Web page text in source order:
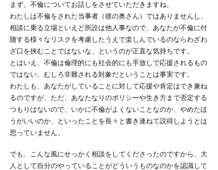
まず、不倫についてお話しをさせていただきますね。
わたしは不倫をされた当事者（彼の奥さん）ではありませんし、
相談に乗る立場といえど所詮は他人事なので、あなたが不倫に付
随する様々なリスクを考慮したうえで楽しんでいるのならわざわ
ざ口を挟むことではないな、というのが正直な気持ちです。
とはいえ、不倫は倫理的にも社会的にも手放しで応援されるもの
ではない、むしろ非難される対象だということは事実です。
わたしも、あなたがしていることに対して応援や肯定はでき兼ね
るのですが、ただ、あなたなりのポリシーや生き方まで否定する
つもりはないので、いかに不倫がよくないことなのか、やめたほ
うがいいのか、といったことを長々と書き連ねて説得しようとは
思っていません。
でも、こんな風にせっかく相談をしてくださったのですから、大
人として自分のやっていることがどういうものなのかを認識して